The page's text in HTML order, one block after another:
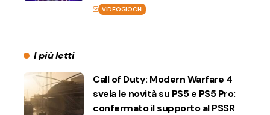
VIDEOGIOCHI
I più letti
Call of Duty: Modern Warfare 4
svela le novità su PS5 e PS5 Pro:
confermato il supporto al PSSR